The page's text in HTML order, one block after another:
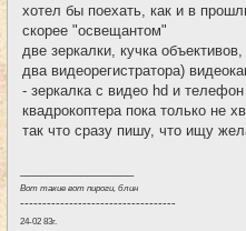
хотел бы поехать, как и в
скорее "освещантом"
две зеркалки, кучка
два видеорегистратора)
- зеркалка с видео hd и телефон
квадрокоптера пока только не
так что сразу пишу, что ищу
Вот такие вот пироги, блин
-----------------------------------
24-02 83г.